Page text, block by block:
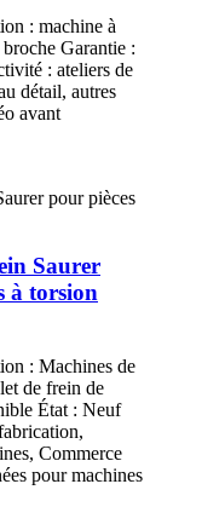
: machine à
Garantie :
: ateliers de
détail, autres
avant
Saurer
à torsion
: Machines de
de frein de
État : Neuf
Commerce
pour machines